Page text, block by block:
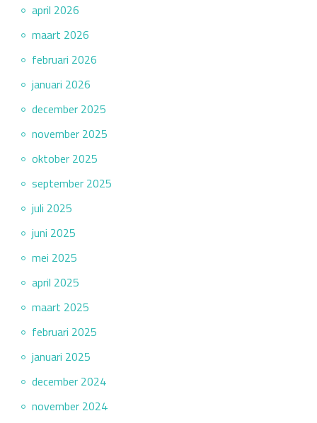
april 2026
maart 2026
februari 2026
januari 2026
december 2025
november 2025
oktober 2025
september 2025
juli 2025
juni 2025
mei 2025
april 2025
maart 2025
februari 2025
januari 2025
december 2024
november 2024